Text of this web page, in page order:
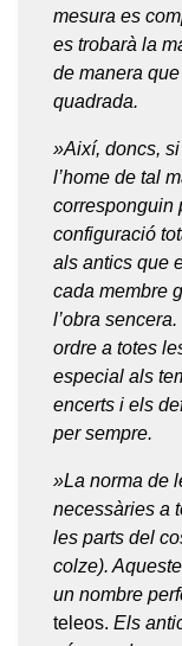
mesura es
es trobarà la
de manera
quadrada.
»Així, doncs,
l’home de tal
corresponguin
configuració
als antics que
cada membre
l’obra
ordre a totes
especial als
encerts i els
per sempre.
»La norma de
necessàries a
les parts del
colze).
un nombre
teleos. Els